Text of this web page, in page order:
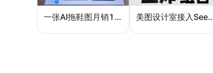
一张AI拖鞋图月销10万单：美图设计室如何帮助普通电商卖家提升效率与销量 美图设计室接入Seedance 2.0：AI